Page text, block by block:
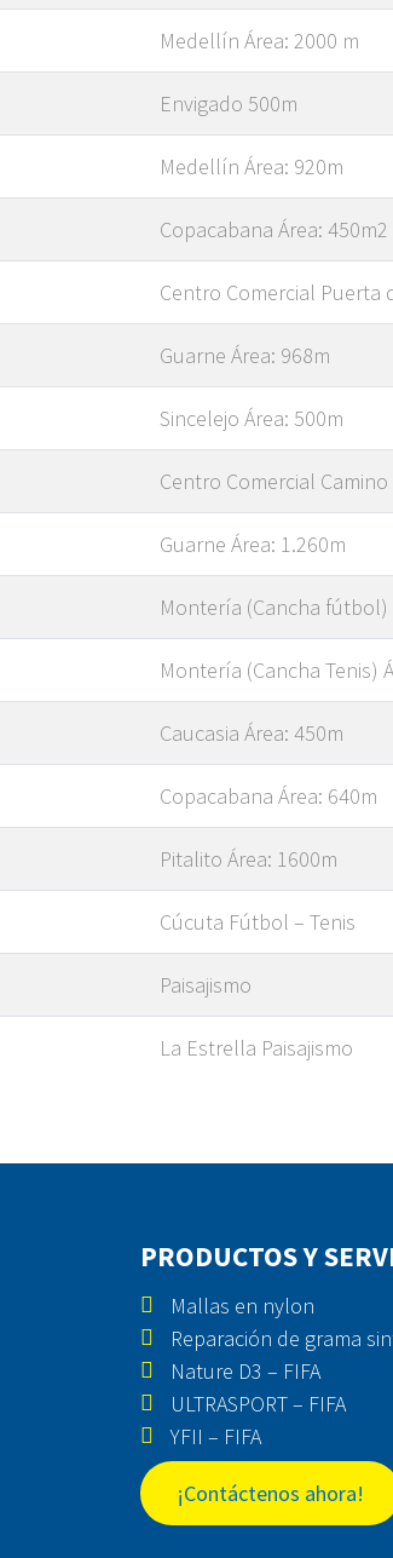
Medellín Área: 2000 m
Envigado 500m
Medellín Área: 920m
Copacabana Área: 450m2
Centro Comercial Puerta
Guarne Área: 968m
Sincelejo Área: 500m
Centro Comercial Camino
Guarne Área: 1.260m
Montería (Cancha fútbol)
Montería (Cancha Tenis)
Caucasia Área: 450m
Copacabana Área: 640m
Pitalito Área: 1600m
Cúcuta Fútbol – Tenis
Paisajismo
La Estrella Paisajismo
PRODUCTOS Y
Mallas en nylon
Reparación de grama
Nature D3 – FIFA
ULTRASPORT – FIFA
YFII – FIFA
¡Contáctenos ahora!